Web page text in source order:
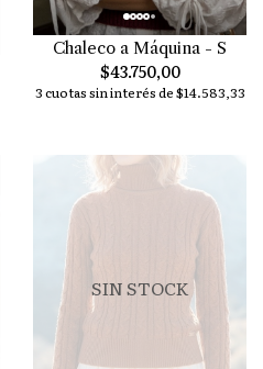
Chaleco a Máquina - S
$43.750,00
3 cuotas sin interés de $14.583,33
SIN STOCK